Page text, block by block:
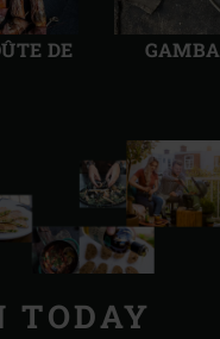
DE
TODAY